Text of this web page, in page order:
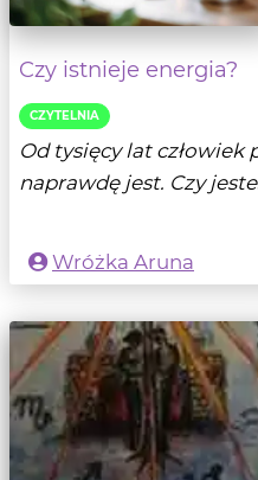
Czy istnieje energia?
CZYTELNIA
Od tysięcy lat
naprawdę jest. Czy
Wróżka Aruna